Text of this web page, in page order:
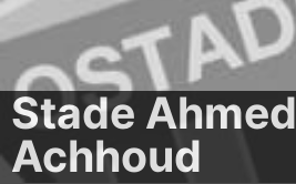
Stade Ahmed
Achhoud